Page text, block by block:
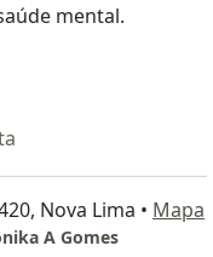
mental.
Nova Lima • Mapa
A Gomes